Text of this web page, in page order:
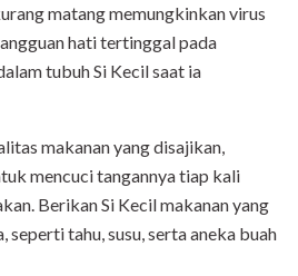
matang memungkinkan virus
hati tertinggal pada
tubuh Si Kecil saat ia
makanan yang disajikan,
mencuci tangannya tiap kali
Berikan Si Kecil makanan yang
seperti tahu, susu, serta aneka buah